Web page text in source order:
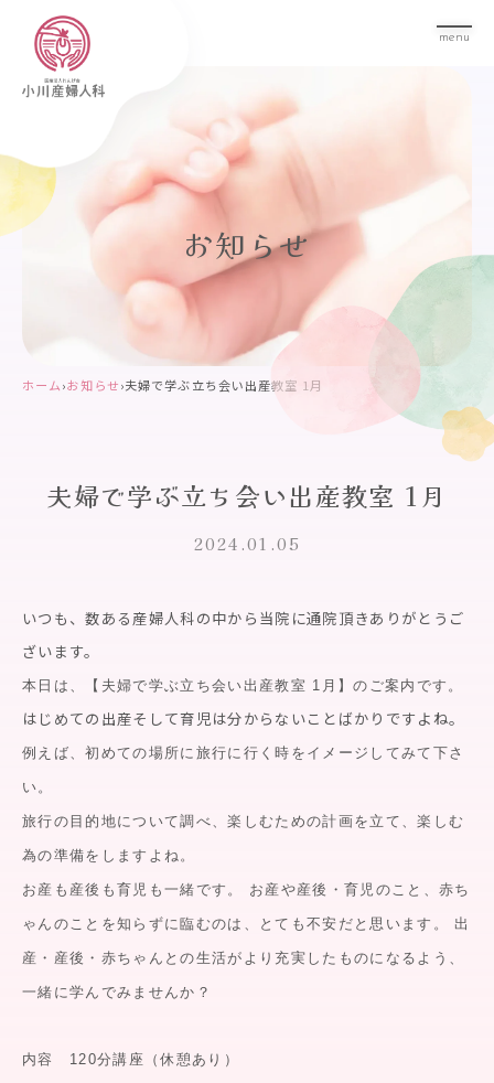
menu
お知らせ
ホーム›お知らせ›夫婦で学ぶ立ち会い出産教室 1月
夫婦で学ぶ立ち会い出産教室 1月
2024.01.05
いつも、数ある産婦人科の中から当院に通院頂きありがとうご
ざいます。
本日は、【夫婦で学ぶ立ち会い出産教室 1月】のご案内です。
はじめての出産そして育児は分からないことばかりですよね。
例えば、初めての場所に旅行に行く時をイメージしてみて下さ
い。
旅行の目的地について調べ、楽しむための計画を立て、楽しむ
為の準備をしますよね。
お産も産後も育児も一緒です。 お産や産後・育児のこと、赤ち
ゃんのことを知らずに臨むのは、 とても不安だと思います。 出
産・産後・赤ちゃんとの生活がより充実したものになるよう、
一緒に学んでみませんか？
内容 120分講座（休憩あり）